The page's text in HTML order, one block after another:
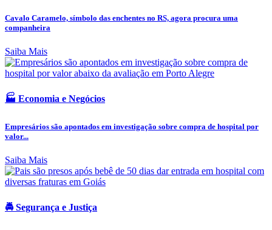
Cavalo Caramelo, símbolo das enchentes no RS, agora procura uma
companheira
Saiba Mais
🏭 Economia e Negócios
Empresários são apontados em investigação sobre compra de hospital por
valor...
Saiba Mais
🚔 Segurança e Justiça